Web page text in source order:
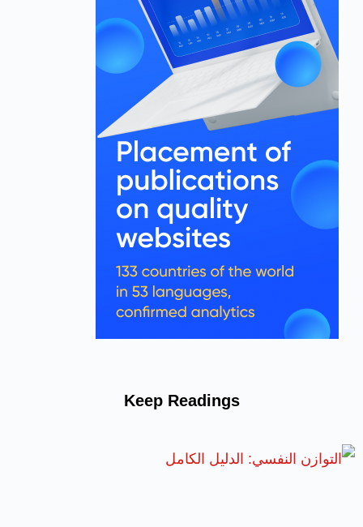
Keep Readings